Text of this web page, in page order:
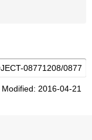
2016-04-21